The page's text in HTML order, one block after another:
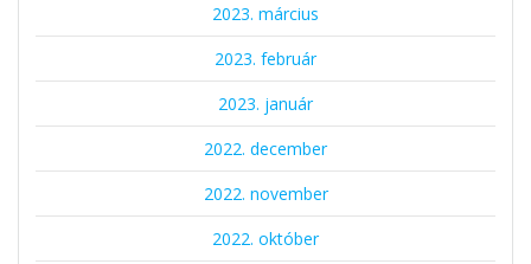
2023. március
2023. február
2023. január
2022. december
2022. november
2022. október